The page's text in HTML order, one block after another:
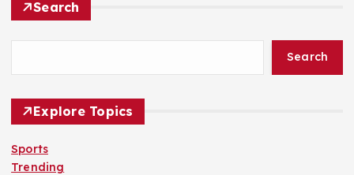
Search
Search
Explore Topics
Sports
Trending